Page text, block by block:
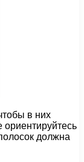
в них
должна